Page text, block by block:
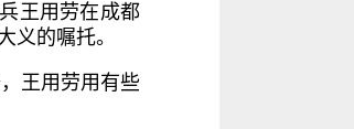
王用劳在成都
义的嘱托。
王用劳用有些